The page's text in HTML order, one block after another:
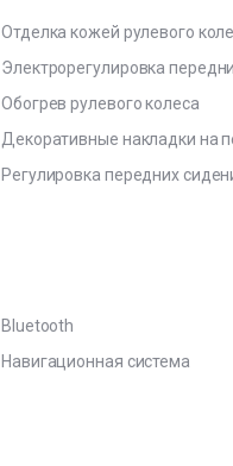
Отделка кожей рулевого
Электрорегулировка
Обогрев рулевого колеса
Декоративные накладки на
Регулировка передних
Bluetooth
Навигационная система